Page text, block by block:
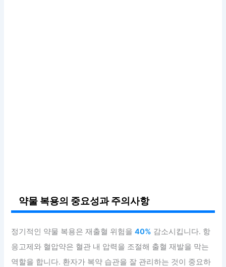
약물 복용의 중요성과 주의사항
정기적인 약물 복용은 재출혈 위험을40% 감소시킵니다. 항
응고제와 혈압약은 혈관 내 압력을 조절해 출혈 재발을 막는
역할을 합니다. 환자가 복약 습관을 잘 관리하는 것이 중요하